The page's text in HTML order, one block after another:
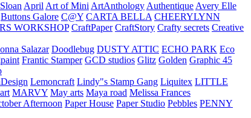
April Art of Mini ArtAnthology Authentique Avery Elle
Buttons Galore C@Y CARTA BELLA CHEERYLYNN
WORKSHOP CraftPaper CraftStory Crafty secrets Creative
Salazar Doodlebug DUSTY ATTIC ECHO PARK Eco
Frantic Stamper GCD studios Glitz Golden Graphic 45
Lemoncraft Lindy"s Stamp Gang Liquitex LITTLE
MARVY May arts Maya road Melissa Frances
Afternoon Paper House Paper Studio Pebbles PENNY